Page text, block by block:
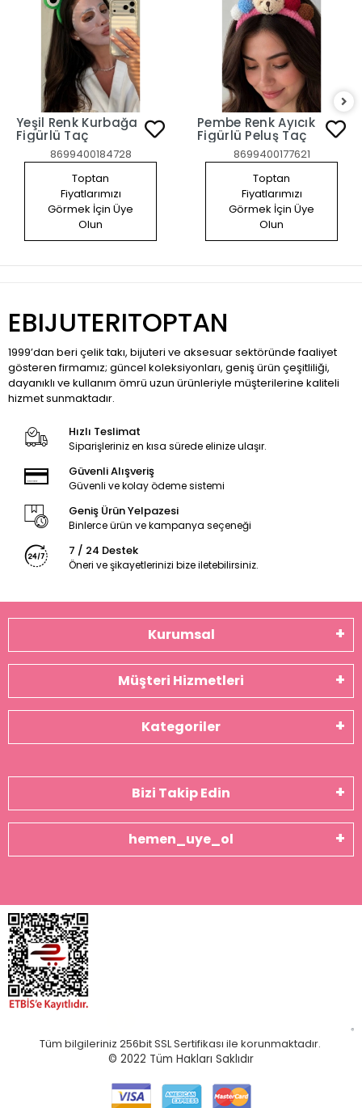
Yeşil Renk Kurbağa
Figürlü Taç
8699400184728
Toptan
Fiyatlarımızı
Görmek İçin Üye
Olun
Pembe Renk Ayıcık
Figürlü Peluş Taç
8699400177621
Toptan
Fiyatlarımızı
Görmek İçin Üye
Olun
EBIJUTERITOPTAN
1999’dan beri çelik takı, bijuteri ve aksesuar sektöründe faaliyet
gösteren firmamız; güncel koleksiyonları, geniş ürün çeşitliliği,
dayanıklı ve kullanım ömrü uzun ürünleriyle müşterilerine kaliteli
hizmet sunmaktadır.
Hızlı Teslimat
Siparişleriniz en kısa sürede elinize ulaşır.
Güvenli Alışveriş
Güvenli ve kolay ödeme sistemi
Geniş Ürün Yelpazesi
Binlerce ürün ve kampanya seçeneği
7 / 24 Destek
Öneri ve şikayetlerinizi bize iletebilirsiniz.
Kurumsal
Müşteri Hizmetleri
Kategoriler
Bizi Takip Edin
hemen_uye_ol
Tüm bilgileriniz 256bit SSL Sertifikası ile korunmaktadır.
© 2022 Tüm Hakları Saklıdır